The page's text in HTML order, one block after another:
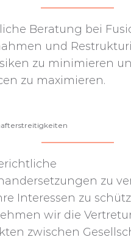
zu
Interessen zu
wir die
zwischen
Beratung bei
und
zu minimieren
zu maximieren.